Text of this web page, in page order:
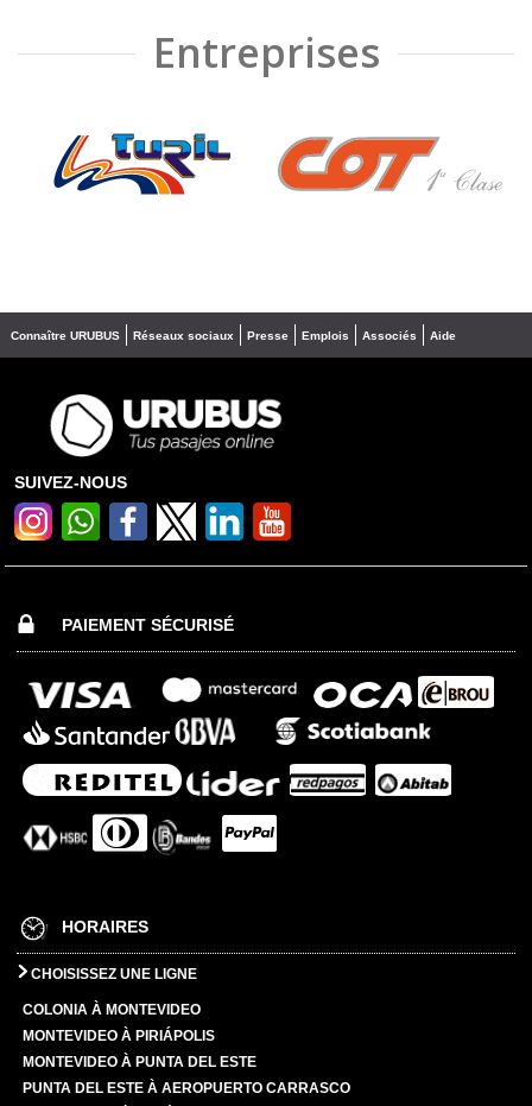
Entreprises
❮ ❯
Connaître URUBUS Réseaux sociaux Presse Emplois Associés Aide
SUIVEZ-NOUS
PAIEMENT SÉCURISÉ
HORAIRES
CHOISISSEZ UNE LIGNE
COLONIA À MONTEVIDEO
MONTEVIDEO À PIRIÁPOLIS
MONTEVIDEO À PUNTA DEL ESTE
PUNTA DEL ESTE À AEROPUERTO CARRASCO